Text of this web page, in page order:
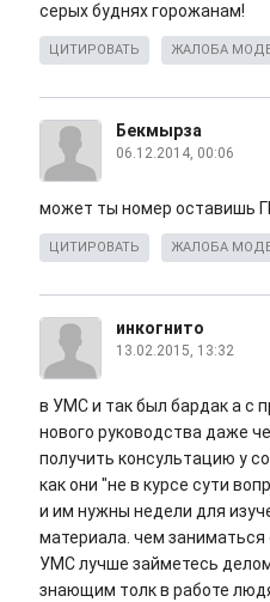
серых буднях горожанам!
ЦИТИРОВАТЬ ЖАЛОБА
Бекмырза
06.12.2014, 00:06
может ты номер оставишь
ЦИТИРОВАТЬ ЖАЛОБА
инкогнито
13.02.2015, 13:32
в УМС и так был бардак а с
нового руководства даже
получить консультацию у
как они "не в курсе сути
и им нужны недели для
материала. чем заниматься
УМС лучше займетесь
знающим толк в работе